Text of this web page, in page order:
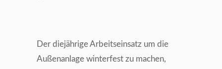
Der diejährige Arbeitseinsatz um die
Außenanlage winterfest zu machen,